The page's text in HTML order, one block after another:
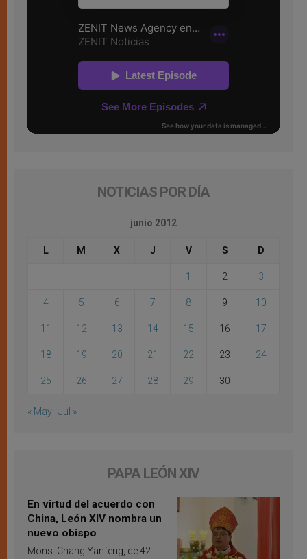
NOTICIAS POR DÍA
junio 2012
L M X J V S D
1 2 3
4 5 6 7 8 9 10
11 12 13 14 15 16 17
18 19 20 21 22 23 24
25 26 27 28 29 30
« May Jul »
PAPA LEÓN XIV
En virtud del acuerdo con
China, León XIV nombra un
nuevo obispo
Mons. Chang Yanfeng, de 42